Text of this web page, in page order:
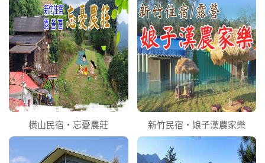
橫山民宿‧忘憂農莊 新竹民宿‧娘子漢農家樂